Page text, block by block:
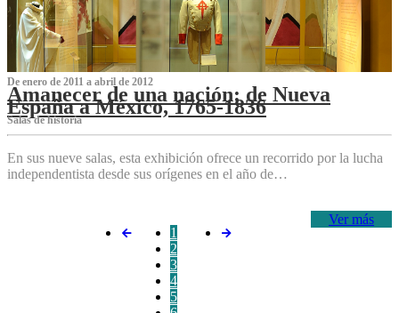
De enero de 2011 a abril de 2012
Amanecer de una nación: de Nueva
España a México, 1765-1836
Salas de historia
En sus nueve salas, esta exhibición ofrece un recorrido por la lucha
independentista desde sus orígenes en el año de…
Ver más
1
2
3
4
5